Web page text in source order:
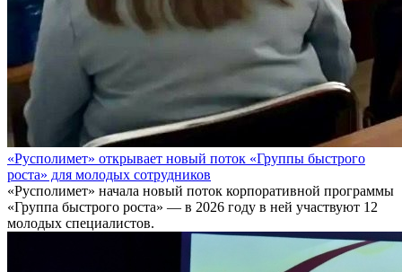
«Русполимет» открывает новый поток «Группы быстрого
роста» для молодых сотрудников
«Русполимет» начала новый поток корпоративной программы
«Группа быстрого роста» — в 2026 году в ней участвуют 12
молодых специалистов.